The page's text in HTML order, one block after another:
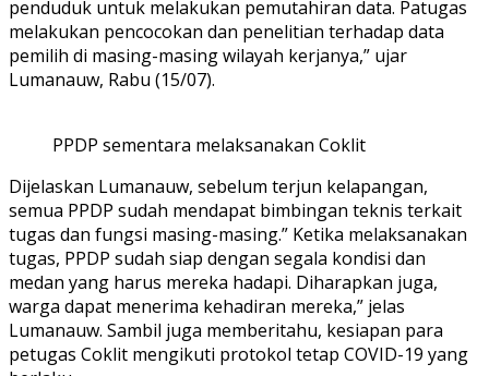
penduduk untuk melakukan pemutahiran data. Patugas
melakukan pencocokan dan penelitian terhadap data
pemilih di masing-masing wilayah kerjanya,” ujar
Lumanauw, Rabu (15/07).
PPDP sementara melaksanakan Coklit
Dijelaskan Lumanauw, sebelum terjun kelapangan,
semua PPDP sudah mendapat bimbingan teknis terkait
tugas dan fungsi masing-masing.” Ketika melaksanakan
tugas, PPDP sudah siap dengan segala kondisi dan
medan yang harus mereka hadapi. Diharapkan juga,
warga dapat menerima kehadiran mereka,” jelas
Lumanauw. Sambil juga memberitahu, kesiapan para
petugas Coklit mengikuti protokol tetap COVID-19 yang